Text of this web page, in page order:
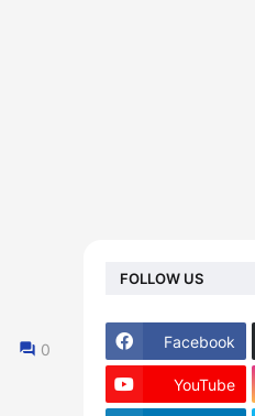
0
FOLLOW US
Facebook
YouTube